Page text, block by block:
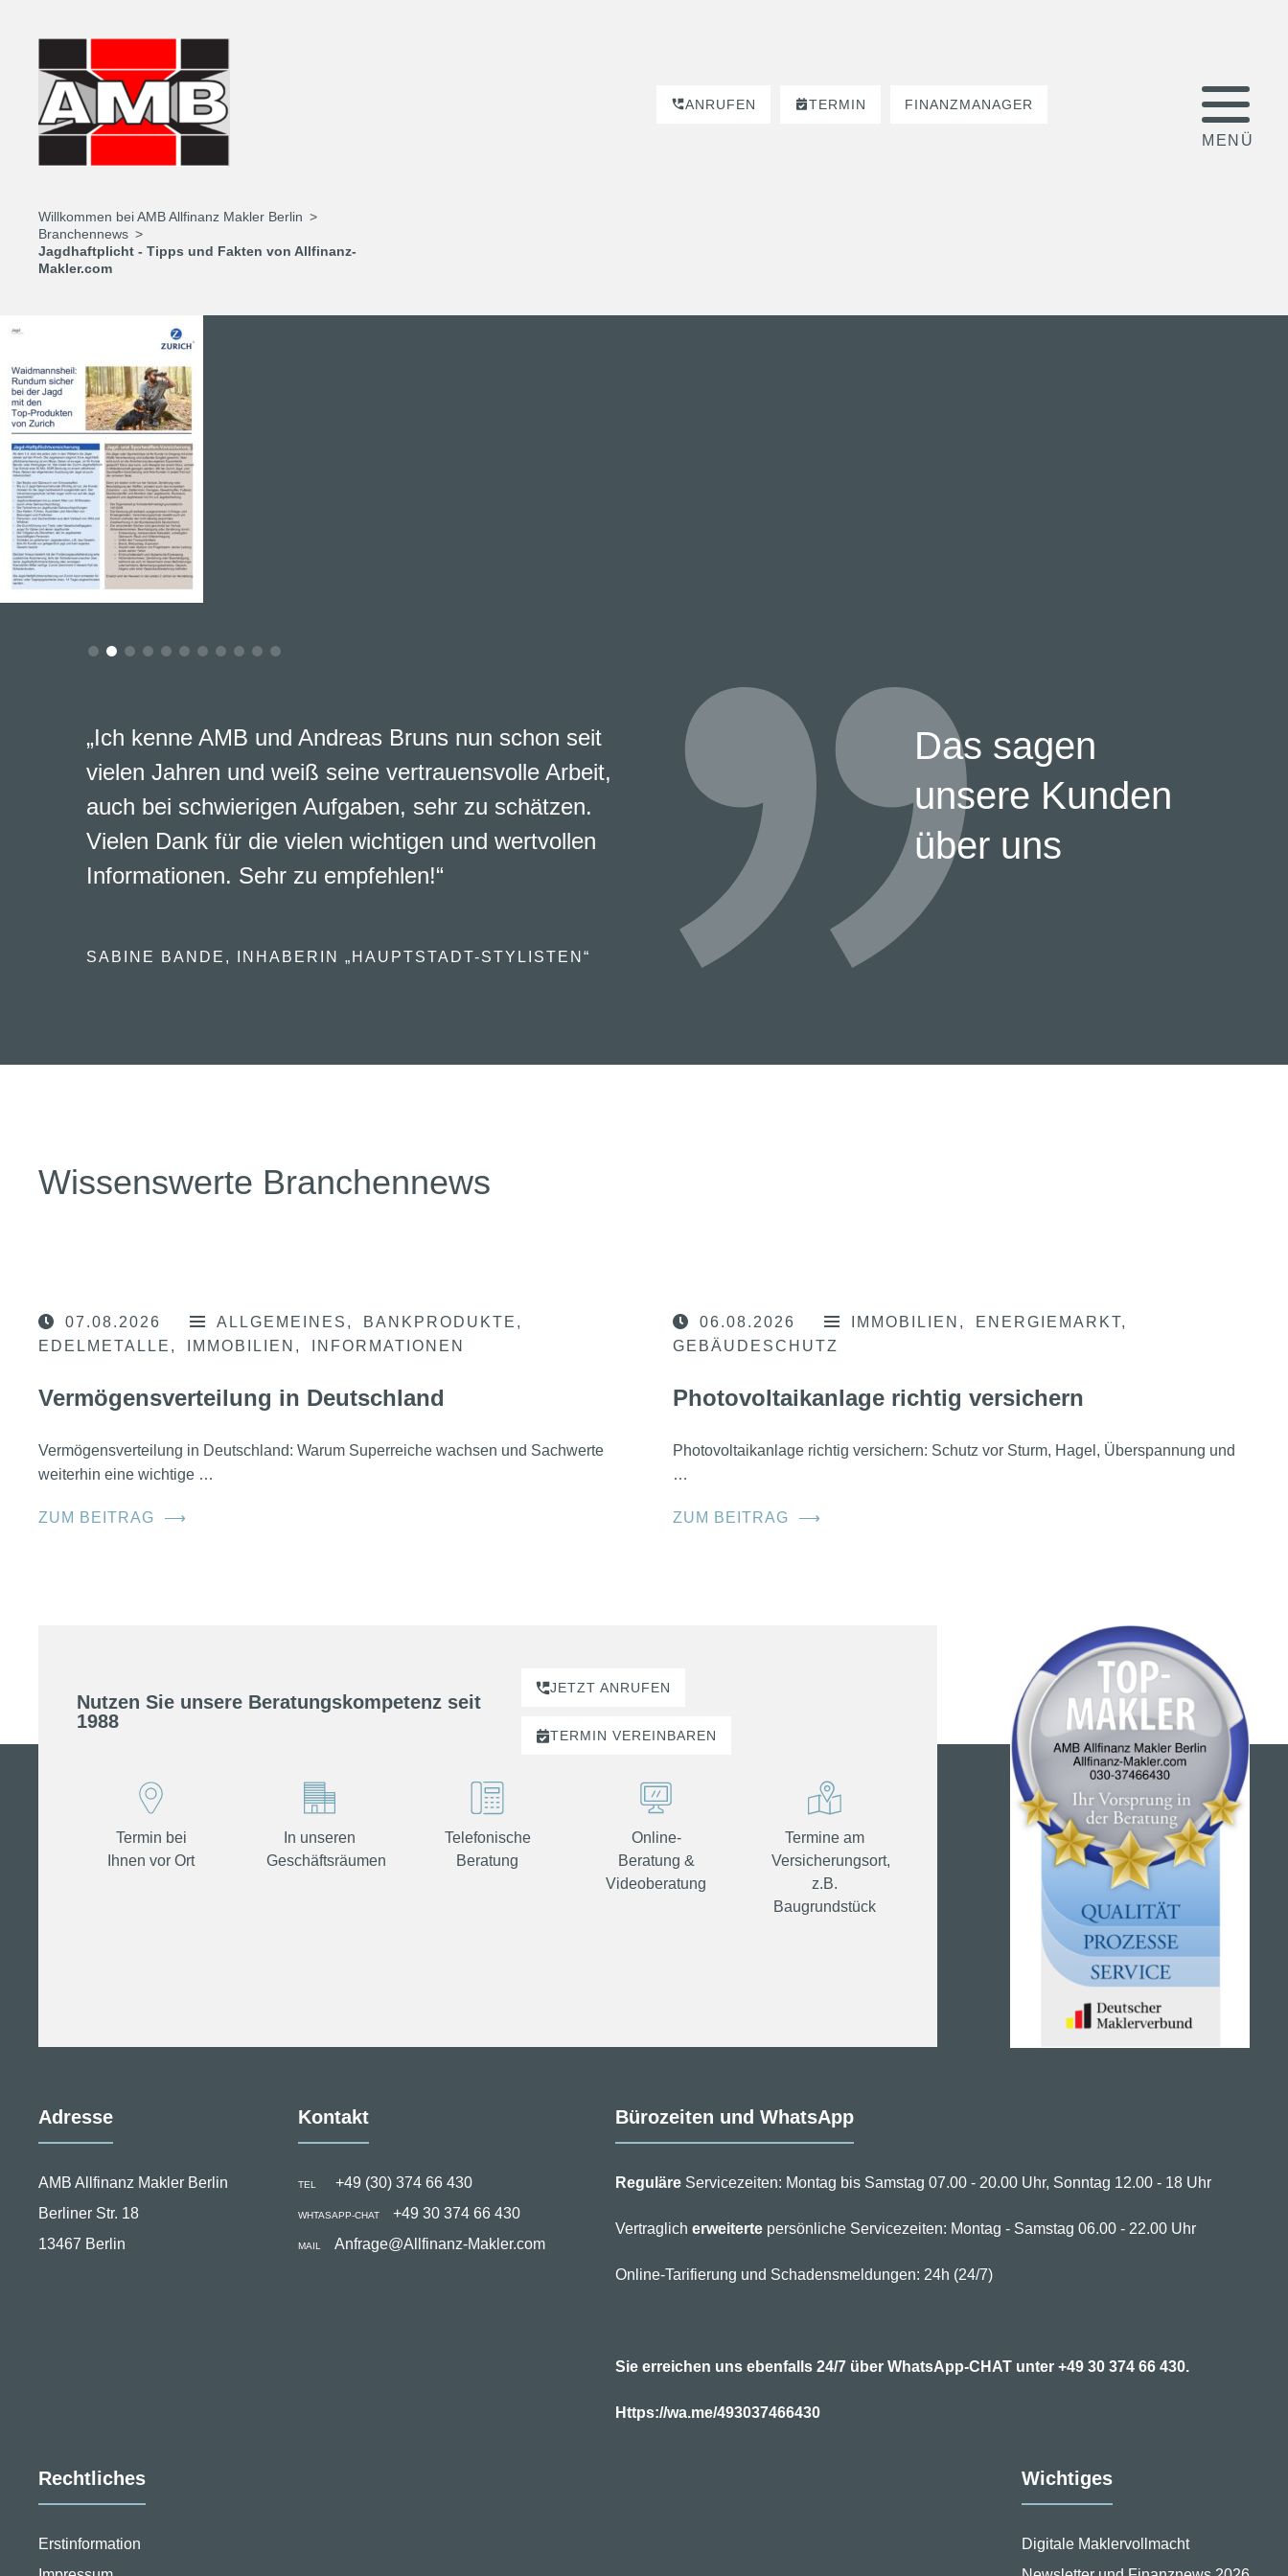
ANRUFEN TERMIN FINANZMANAGER
Willkommen bei AMB Allfinanz Makler Berlin
Branchennews
Jagdhaftplicht - Tipps und Fakten von Allfinanz-
Makler.com
Das sagen
unsere Kunden
über uns
„Ich kenne AMB und Andreas Bruns nun schon seit
vielen Jahren und weiß seine vertrauensvolle Arbeit,
auch bei schwierigen Aufgaben, sehr zu schätzen.
Vielen Dank für die vielen wichtigen und wertvollen
Informationen. Sehr zu empfehlen!“
SABINE BANDE, INHABERIN „HAUPTSTADT-STYLISTEN“
Wissenswerte Branchennews
07.08.2026 ALLGEMEINES
BANKPRODUKTE
EDELMETALLE
IMMOBILIEN INFORMATIONEN
Vermögensverteilung in Deutschland
Vermögensverteilung in Deutschland: Warum Superreiche wachsen und Sachwerte
weiterhin eine wichtige …
ZUM BEITRAG ⟶
06.08.2026 IMMOBILIEN
ENERGIEMARKT
GEBÄUDESCHUTZ
Photovoltaikanlage richtig versichern
Photovoltaikanlage richtig versichern: Schutz vor Sturm, Hagel, Überspannung und
…
ZUM BEITRAG ⟶
Nutzen Sie unsere Beratungskompetenz seit
1988
JETZT ANRUFEN
TERMIN VEREINBAREN
Termin bei
Ihnen vor Ort
In unseren
Geschäftsräumen
Telefonische
Beratung
Online-
Beratung &
Videoberatung
Termine am
Versicherungsort,
z.B.
Baugrundstück
Adresse
AMB Allfinanz Makler Berlin
Berliner Str. 18
13467 Berlin
Kontakt
TEL +49 (30) 374 66 430
WHTASAPP-CHAT +49 30 374 66 430
MAIL Anfrage@Allfinanz-Makler.com
Bürozeiten und WhatsApp
ReguläreServicezeiten: Montag bis Samstag 07.00 - 20.00 Uhr, Sonntag 12.00 - 18 Uhr
Vertraglich erweitertepersönliche Servicezeiten: Montag - Samstag 06.00 - 22.00 Uhr
Online-Tarifierung und Schadensmeldungen: 24h (24/7)
Sie erreichen uns ebenfalls 24/7 über WhatsApp-CHAT unter +49 30 374 66 430.
Https://wa.me/493037466430
Rechtliches
Erstinformation
Wichtiges
Digitale Maklervollmacht